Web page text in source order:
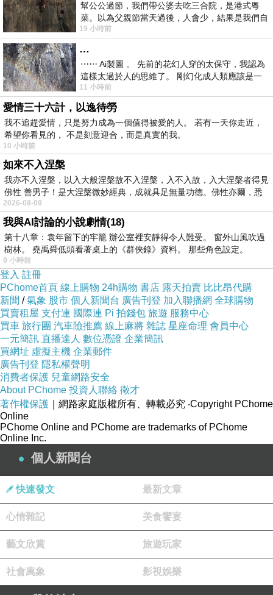
密的數學計算，只要有一點點的算錯，就可能造成「飛到
一半掉下來」，或者是「上去以後下不來」，更慘的是爆
炸墜毀的情況，所以太空的數學跟一般的數學不一樣，必
須找到乍看之下正確，但是隱藏其中的數字關鍵，甚至要
創造出根本沒有人計算過的數學公式，在電腦還不普及的
時代，這些都必須依靠人力來計算，後來就算有電腦，也
還是少不了人力作業，本片把太空總署實際的運作情況搬
上銀幕，細節考證看得出用心。
原名「隱藏的數字」，在台灣被翻譯成《關鍵少數》，是
很有意思的片名，在一個以白人男性為主的工作環境，甚
至在一個白人至上的大時代裡面，黑人女性是受到壓迫的
少數族群，但是美國人能夠上太空，其實是靠這三名黑人
女性的幫忙，她們雖然處於少數，又是相對的弱勢，但她
們的存在絕對是「關鍵」，也證明有實力的人根本不用擔
心別人看不起你，只要你的能力無可取代，就一定能找到
發揮的舞台，但這個熱血沸騰的勵志故事，卻也揭開那個
種族歧視的黑暗歷史！
你能想像在那個種族隔離的時代，黑人不能跟白人一起上
廁所，或者不能跟白人共用一個咖啡壺，甚至不能一起讀
書、一起坐車嗎？本片透過那個充滿歧視的時代，來反省
過去的錯誤。三名黑人女演員都有出色的演技，資深男星
凱文柯斯納扮演外表冷酷，但其實很明理，常常幫助女主
角的白人長官，是他近期最精采的演出。此外，片中許多
對白都一針見血，像是曾經扮演過蜘蛛人女友的白人女星
克莉斯汀鄧斯特，在片中扮演太空總署的其中一名主管，
她對黑人女主角說：「我從來都沒有歧視你們」，黑人女
主角笑著說：「那只是你以為而已」！
你千萬不要以為只有電影當中的60年代才會有種族或性別
幫公公過節，我們帶公婆去吃三合院，是港式粵
菜。以為父親節當天過後，人會少，結果是我們自
己想多了。人陸續地進，滿滿都是人，個人
19 小時前
…
⋯⋯ Ai製圖 。 先前的花幻人穿的太保守，我認為
這樣太過於人的思維了。 剛幻化成人類應該是一
絲不掛吧？ 當然這樣是創不出
11 小時前
愛情三十六計，以逸待勞
我不追趕愛情，只是努力成為一個值得被愛的人。 若有一天你走近，
希望你看見的， 不是刻意迎合，而是真實的我。
10 小時前
如來不入涅槃
我亦不入涅槃，以入大般涅槃故不入涅槃，入不入故，入大涅槃者得見
佛性 善男子！是大涅槃微妙經典，成就具足無量功德。佛性亦爾，悉
2026-08-09
我與AI討論的小說劇情(18)
第十八章：袁年留下的牢籠 辦公室裡安靜得令人難受。 窗外山風吹過
樹林。 堯禹舜低頭看著桌上的《群俠錄》資料。 那些角色設定。
9 小時前
登入 註冊
PChome首頁 線上購物 24h購物 書店 露天拍賣 比比昂代購
新聞 /氣象 股市 個人新聞台 廣告刊登 加入聯播網 全球購物
買賣租屋 支付連 國際連 Pi 拍錢包 旅遊 服務中心
買車 旅行團 汽車險推薦 線上麻將 雜誌 星座命理 會員中心
一元簡訊 直播達人 數位憑證 企業簡訊
買網址 虛擬主機 企業郵件
廣告刊登 隱私權聲明
消費者保護 兒童網路安全
About PChome 投資人聯絡 徵才
著作權保護 ｜網路家庭版權所有、轉載必究 ‧Copyright PChome
Online
PChome Online and PChome are trademarks of PChome
Online Inc.
個人新聞台
快速發文 最新文章
心情雜記 美食饗宴
藝文欣賞 旅遊玩家
社會萬象 影視娛樂